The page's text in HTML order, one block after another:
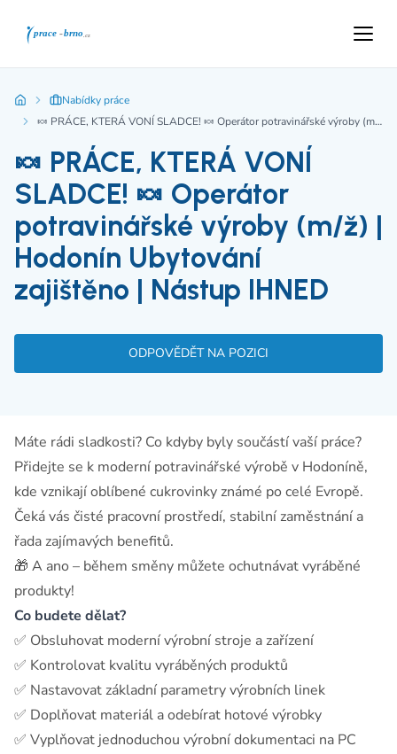
Nabídky práce
🍬 PRÁCE, KTERÁ VONÍ SLADCE! 🍬 Operátor potravinářské výroby (m/ž) | Hodonín Ubytování zajištěno | Nástup IHNED
🍬 PRÁCE, KTERÁ VONÍ
SLADCE! 🍬 Operátor
potravinářské výroby (m/ž) |
Hodonín Ubytování
zajištěno | Nástup IHNED
ODPOVĚDĚT NA POZICI
Máte rádi sladkosti? Co kdyby byly součástí vaší práce?
Přidejte se k moderní potravinářské výrobě v Hodoníně,
kde vznikají oblíbené cukrovinky známé po celé Evropě.
Čeká vás čisté pracovní prostředí, stabilní zaměstnání a
řada zajímavých benefitů.
🎁 A ano – během směny můžete ochutnávat vyráběné
produkty!
Co budete dělat?
✅ Obsluhovat moderní výrobní stroje a zařízení
✅ Kontrolovat kvalitu vyráběných produktů
✅ Nastavovat základní parametry výrobních linek
✅ Doplňovat materiál a odebírat hotové výrobky
✅ Vyplňovat jednoduchou výrobní dokumentaci na PC